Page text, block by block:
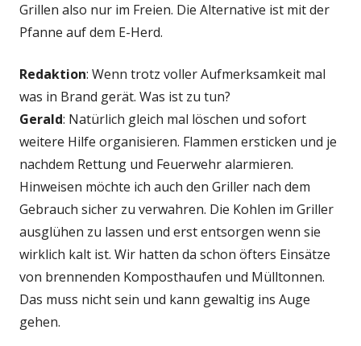
Grillen also nur im Freien. Die Alternative ist mit der
Pfanne auf dem E-Herd.
Redaktion: Wenn trotz voller Aufmerksamkeit mal
was in Brand gerät. Was ist zu tun?
Gerald: Natürlich gleich mal löschen und sofort
weitere Hilfe organisieren. Flammen ersticken und je
nachdem Rettung und Feuerwehr alarmieren.
Hinweisen möchte ich auch den Griller nach dem
Gebrauch sicher zu verwahren. Die Kohlen im Griller
ausglühen zu lassen und erst entsorgen wenn sie
wirklich kalt ist. Wir hatten da schon öfters Einsätze
von brennenden Komposthaufen und Mülltonnen.
Das muss nicht sein und kann gewaltig ins Auge
gehen.